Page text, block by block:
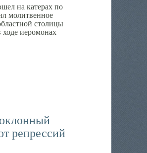
на катерах по
молитвенное
столицы
иеромонах
репрессий